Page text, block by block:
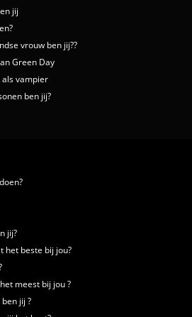
jij
vrouw ben jij??
Green Day
als vampier
ben jij?
jij?
het beste bij jou?
meest bij jou ?
jij ?